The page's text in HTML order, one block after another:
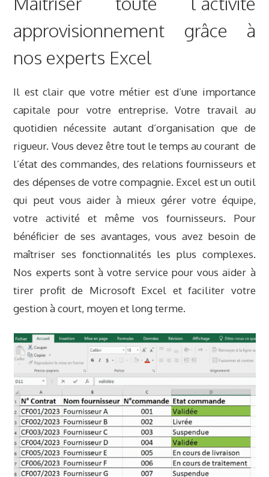
approvisionnement grâce à
nos experts Excel
Il est clair que votre métier est d’une importance
capitale pour votre entreprise. Votre travail au
quotidien nécessite autant d’organisation que de
rigueur. Vous devez être tout le temps au courant de
l’état des commandes, des relations fournisseurs et
des dépenses de votre compagnie. Excel est un outil
qui peut vous aider à mieux gérer votre équipe,
votre activité et même vos fournisseurs. Pour
bénéficier de ses avantages, vous avez besoin de
maîtriser ses fonctionnalités les plus complexes.
Nos experts sont à votre service pour vous aider à
tirer profit de Microsoft Excel et faciliter votre
gestion à court, moyen et long terme.